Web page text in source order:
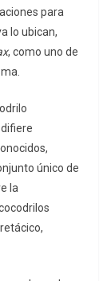
para
lo ubican,
, como uno de
único de
la